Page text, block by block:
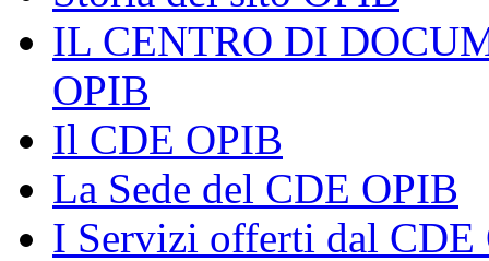
IL CENTRO DI
OPIB
Il CDE OPIB
La Sede del CDE OPIB
I Servizi offerti dal CDE